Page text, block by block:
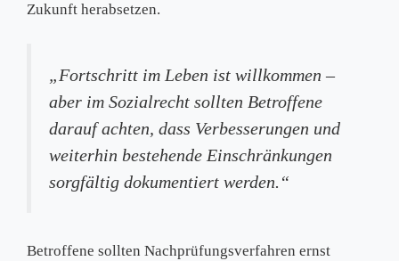
Zukunft herabsetzen.
„Fortschritt im Leben ist willkommen –
aber im Sozialrecht sollten Betroffene
darauf achten, dass Verbesserungen und
weiterhin bestehende Einschränkungen
sorgfältig dokumentiert werden.“
Betroffene sollten Nachprüfungsverfahren ernst